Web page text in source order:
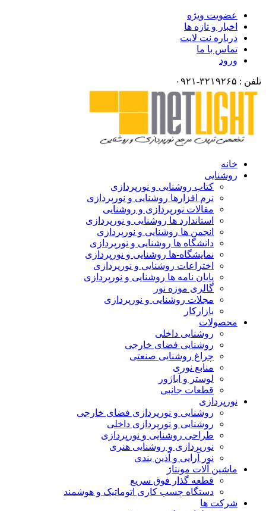
عضویت ویژه
اخبار و تازه ها
درباره نت لایت
تماس با ما
ورود
تلفن : ۳۲۱۹۲۶۵-۰۹۲۱
خانه
روشنایی
کتاب روشنایی و نورپردازی
نرم افزارها روشنایی و نورپردازی
مقالات نورپردازی و روشنایی
استاندارد ها روشنایی و نورپردازی
انجمن ها روشنایی و نورپردازی
دانشگاه ها روشنایی و نورپردازی
نمایشگاه-ها روشنایی و نورپردازی
اختراعات روشنایی و نورپردازی
پایان نامه ها روشنایی و نورپردازی
گالری موزه نور
مجلات روشنایی و نورپردازی
بازارکار
محصولات
روشنایی داخلی
روشنایی فضای خارجی
چراغ روشنایی صنعتی
منابع نوری
لوستر و آباژور
قطعات جانبی
نورپردازی
روشنایی و نورپردازی فضای خارجی
روشنایی و نورپردازی داخلی
طراحی روشنایی و نورپردازی
نورپردازی و روشنایی هنری
نور آرایی و آذین بندی
ماشین آلات مونتاژ
قطعه گذار فوق سریع
دستگاه چسب کاری اتوماتیک و هوشمند
شرکت ها